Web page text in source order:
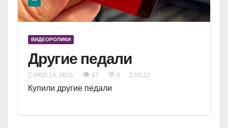
ВИДЕОРОЛИКИ
Другие педали
ИЮЛ 14, 2026 👁 67 💬 0 00:22
Купили другие педали